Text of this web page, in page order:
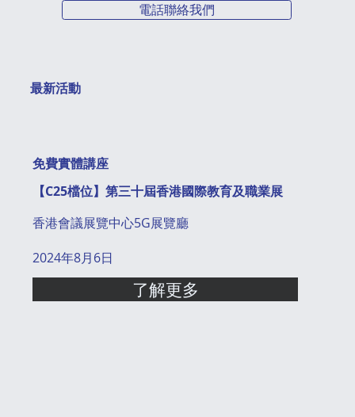
電話聯絡我們
最新活動
【C25檔位】第三十屆香港國際教育及職業展
免費實體講座
香港會議展覽中心5G展覽廳
2024年8月6日
了解更多